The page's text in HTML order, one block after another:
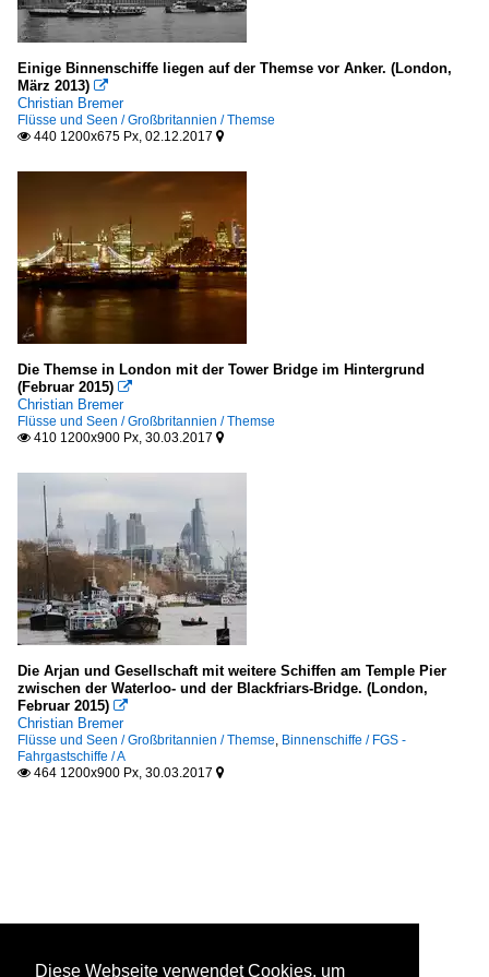
Einige Binnenschiffe liegen auf der Themse vor Anker. (London,
März 2013) 
Christian Bremer
Flüsse und Seen / Großbritannien / Themse
 440 1200x675 Px, 02.12.2017 
Die Themse in London mit der Tower Bridge im Hintergrund
(Februar 2015) 
Christian Bremer
Flüsse und Seen / Großbritannien / Themse
 410 1200x900 Px, 30.03.2017 
Die Arjan und Gesellschaft mit weitere Schiffen am Temple Pier
zwischen der Waterloo- und der Blackfriars-Bridge. (London,
Februar 2015) 
Christian Bremer
Flüsse und Seen / Großbritannien / Themse, Binnenschiffe / FGS -
Fahrgastschiffe / A
 464 1200x900 Px, 30.03.2017 
Diese Webseite verwendet Cookies, um